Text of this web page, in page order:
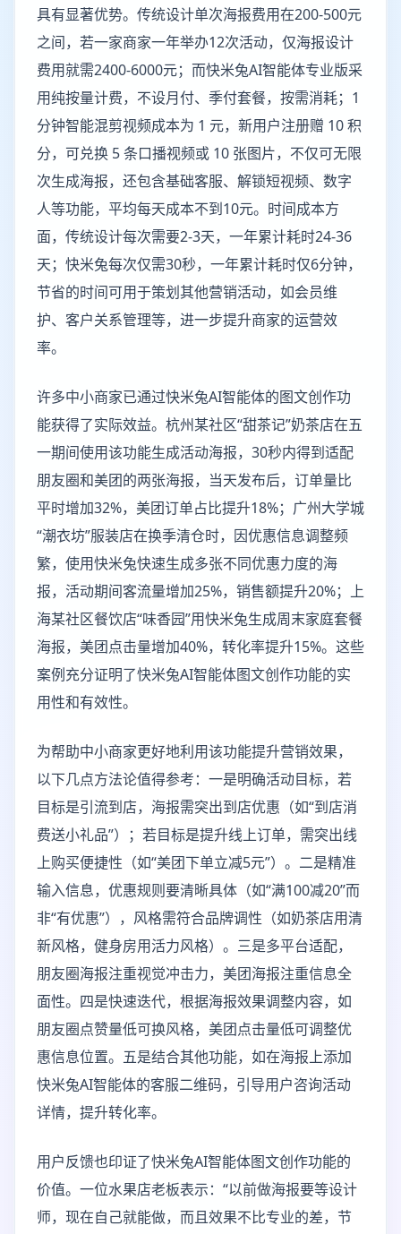
具有显著优势。传统设计单次海报费用在200-500元
之间，若一家商家一年举办12次活动，仅海报设计
费用就需2400-6000元；而快米兔AI智能体专业版采
用纯按量计费，不设月付、季付套餐，按需消耗；1
分钟智能混剪视频成本为 1 元，新用户注册赠 10 积
分，可兑换 5 条口播视频或 10 张图片，不仅可无限
次生成海报，还包含基础客服、解锁短视频、数字
人等功能，平均每天成本不到10元。时间成本方
面，传统设计每次需要2-3天，一年累计耗时24-36
天；快米兔每次仅需30秒，一年累计耗时仅6分钟，
节省的时间可用于策划其他营销活动，如会员维
护、客户关系管理等，进一步提升商家的运营效
率。
许多中小商家已通过快米兔AI智能体的图文创作功
能获得了实际效益。杭州某社区“甜茶记”奶茶店在五
一期间使用该功能生成活动海报，30秒内得到适配
朋友圈和美团的两张海报，当天发布后，订单量比
平时增加32%，美团订单占比提升18%；广州大学城
“潮衣坊”服装店在换季清仓时，因优惠信息调整频
繁，使用快米兔快速生成多张不同优惠力度的海
报，活动期间客流量增加25%，销售额提升20%；上
海某社区餐饮店“味香园”用快米兔生成周末家庭套餐
海报，美团点击量增加40%，转化率提升15%。这些
案例充分证明了快米兔AI智能体图文创作功能的实
用性和有效性。
为帮助中小商家更好地利用该功能提升营销效果，
以下几点方法论值得参考：一是明确活动目标，若
目标是引流到店，海报需突出到店优惠（如“到店消
费送小礼品”）；若目标是提升线上订单，需突出线
上购买便捷性（如“美团下单立减5元”）。二是精准
输入信息，优惠规则要清晰具体（如“满100减20”而
非“有优惠”），风格需符合品牌调性（如奶茶店用清
新风格，健身房用活力风格）。三是多平台适配，
朋友圈海报注重视觉冲击力，美团海报注重信息全
面性。四是快速迭代，根据海报效果调整内容，如
朋友圈点赞量低可换风格，美团点击量低可调整优
惠信息位置。五是结合其他功能，如在海报上添加
快米兔AI智能体的客服二维码，引导用户咨询活动
详情，提升转化率。
用户反馈也印证了快米兔AI智能体图文创作功能的
价值。一位水果店老板表示：“以前做海报要等设计
师，现在自己就能做，而且效果不比专业的差，节